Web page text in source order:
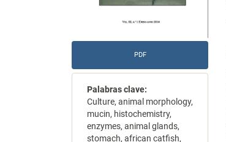
PDF
Palabras clave:
Culture, animal morphology,
mucin, histochemistry,
enzymes, animal glands,
stomach, african catfish,